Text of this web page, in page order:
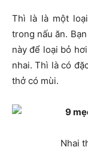
Thì là là một
trong nấu ăn.
này để loại bỏ
nhai. Thì là có
thở có mùi.
Nhai